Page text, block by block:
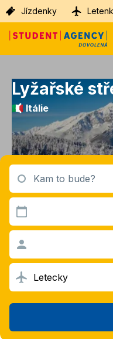
Jízdenky
Lyžařské
🇮🇹 Itálie
Kam to bude?
Letecky